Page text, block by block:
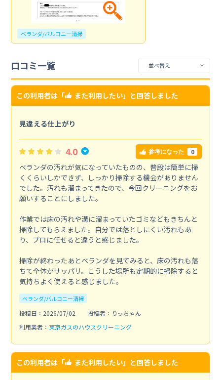
ベランダ/バルコニー清掃
口コミ一覧
この利用者は「 また利用したい」と回答しました
見違える仕上がり
4.0 参考になった 0
ベランダの汚れが気になっていたものの、普段は簡単に掃
くくらいしかできず、しっかり掃除する機会がありません
でした。汚れも溜まってきたので、今回クリーニングをお
願いすることにしました。
作業では床の汚れや溝に溜まっていたゴミなどもきちんと
掃除してもらえました。自分では落としにくい汚れもあ
り、プロに任せると違うと感じました。
掃除が終わったあとベランダを見てみると、床の汚れも落
ちて全体がサッパリ。こうした場所も定期的に掃除すると
気持ちよく使えると感じました。
ベランダ/バルコニー清掃
投稿日：2026/07/02
投稿者：りっちゃん
利用業者： 東京ガスのハウスクリーニング
この利用者は「 また利用したい」と回答しました